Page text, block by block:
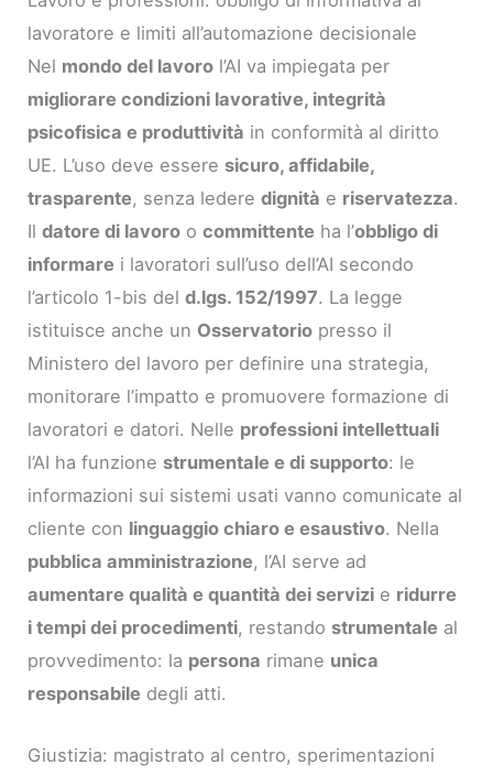
lavoratore e limiti all’automazione decisionale
Nel mondo del lavoro l’AI va impiegata per
migliorare condizioni lavorative, integrità
psicofisica e produttività in conformità al diritto
UE. L’uso deve essere sicuro, affidabile,
trasparente, senza lederedignità e riservatezza.
Ildatore di lavoro ocommittente ha l’obbligo di
informare i lavoratori sull’uso dell’AI secondo
l’articolo 1-bis deld.lgs. 152/1997. La legge
istituisce anche un Osservatorio presso il
Ministero del lavoro per definire una strategia,
monitorare l’impatto e promuovere formazione di
lavoratori e datori. Nelle professioni intellettuali
l’AI ha funzione strumentale e di supporto: le
informazioni sui sistemi usati vanno comunicate al
cliente con linguaggio chiaro e esaustivo. Nella
pubblica amministrazione, l’AI serve ad
aumentare qualità e quantità dei servizi e ridurre
i tempi dei procedimenti, restando strumentale al
provvedimento: la persona rimane unica
responsabile degli atti.
Giustizia: magistrato al centro, sperimentazioni